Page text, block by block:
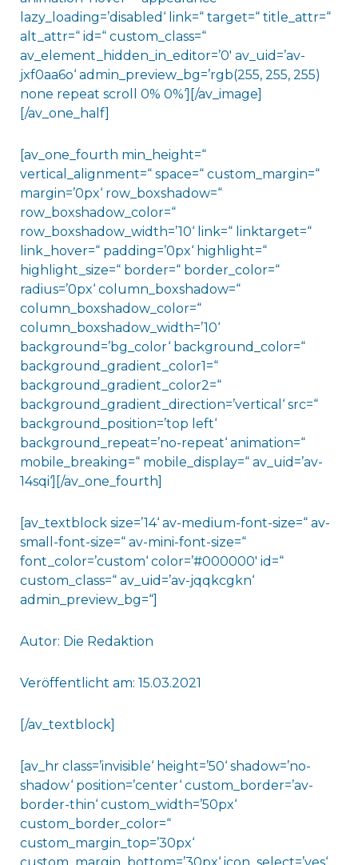
lazy_loading=’disabled‘ link=“ target=“ title_attr=“
alt_attr=“ id=“ custom_class=“
av_element_hidden_in_editor=’0′ av_uid=’av-
jxf0aa6o‘ admin_preview_bg=’rgb(255, 255, 255)
none repeat scroll 0% 0%‘][/av_image]
[/av_one_half]
[av_one_fourth min_height=“
vertical_alignment=“ space=“ custom_margin=“
margin=’0px‘ row_boxshadow=“
row_boxshadow_color=“
row_boxshadow_width=’10‘ link=“ linktarget=“
link_hover=“ padding=’0px‘ highlight=“
highlight_size=“ border=“ border_color=“
radius=’0px‘ column_boxshadow=“
column_boxshadow_color=“
column_boxshadow_width=’10‘
background=’bg_color‘ background_color=“
background_gradient_color1=“
background_gradient_color2=“
background_gradient_direction=’vertical‘ src=“
background_position=’top left‘
background_repeat=’no-repeat‘ animation=“
mobile_breaking=“ mobile_display=“ av_uid=’av-
14sqi‘][/av_one_fourth]
[av_textblock size=’14‘ av-medium-font-size=“ av-
small-font-size=“ av-mini-font-size=“
font_color=’custom‘ color=’#000000′ id=“
custom_class=“ av_uid=’av-jqqkcgkn‘
admin_preview_bg=“]
Autor: Die Redaktion
Veröffentlicht am: 15.03.2021
[/av_textblock]
[av_hr class=’invisible‘ height=’50‘ shadow=’no-
shadow‘ position=’center‘ custom_border=’av-
border-thin‘ custom_width=’50px‘
custom_border_color=“
custom_margin_top=’30px‘